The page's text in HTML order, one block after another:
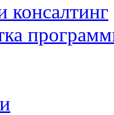
консалтинг